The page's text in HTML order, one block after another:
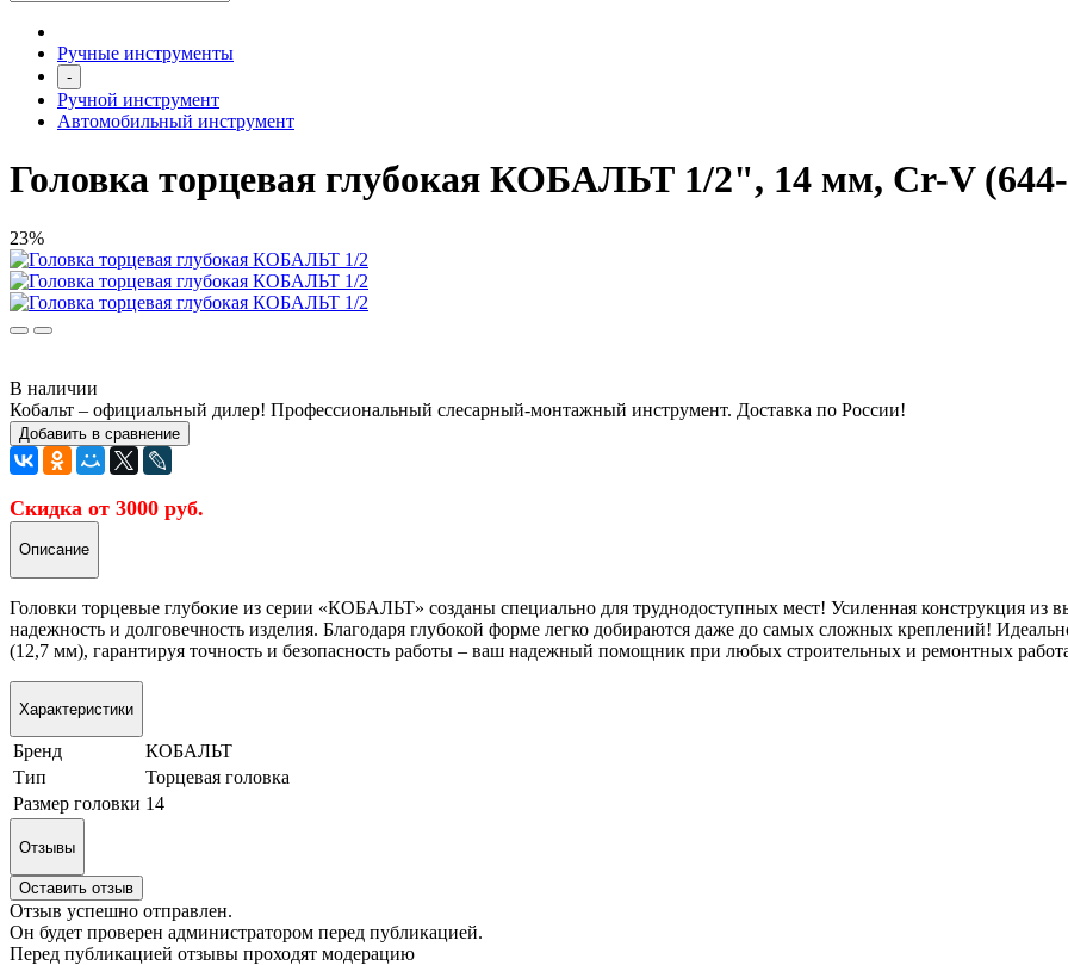
Ручные инструменты
-
Ручной инструмент
Автомобильный инструмент
Головка торцевая глубокая КОБАЛЬТ 1/2", 14 мм, Cr-V
23%
В наличии
Кобальт – официальный дилер! Профессиональный слесарный-монтажный инструмент. Доставка по России!
Добавить в сравнение
Скидка от 3000 руб.
Описание
Головки торцевые глубокие из серии «КОБАЛЬТ» созданы специально для труднодоступных мест! Усиленная конструкция из
надежность и долговечность изделия. Благодаря глубокой форме легко добираются даже до самых сложных креплений!
(12,7 мм), гарантируя точность и безопасность работы – ваш надежный помощник при любых строительных и ремонтных
Характеристики
Бренд
КОБАЛЬТ
Тип
Торцевая головка
Размер головки 14
Отзывы
Оставить отзыв
Отзыв успешно отправлен.
Он будет проверен администратором перед публикацией.
Перед публикацией отзывы проходят модерацию